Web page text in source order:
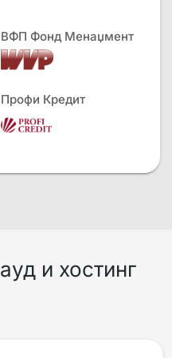
ВФП Фонд Менаџмент
Профи Кредит
и хостинг